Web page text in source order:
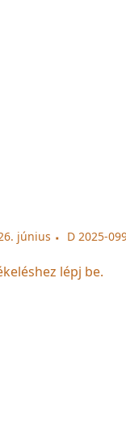
június D 2025-
lépj be.